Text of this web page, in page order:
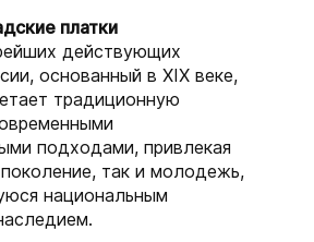
платки
действующих
основанный в XIX веке,
традиционную
подходами, привлекая
так и молодежь,
национальным